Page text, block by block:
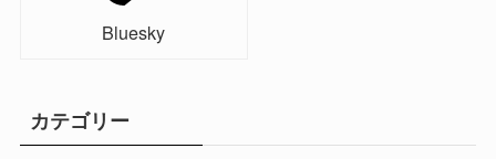
Bluesky
カテゴリー